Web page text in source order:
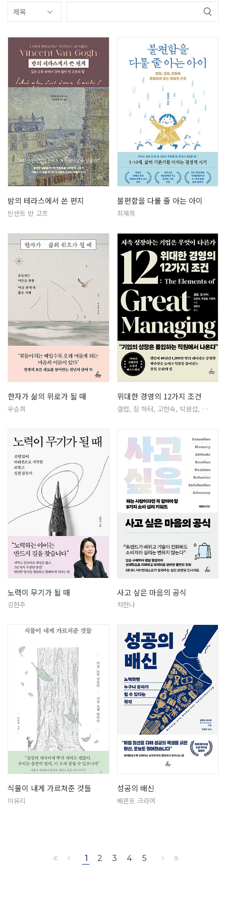
밤의 테라스에서 쓴 편지
빈센트 반 고흐
불편함을 다룰 줄 아는 아이
최재희
한자가 삶의 위로가 될 때
우승희
위대한 경영의 12가지 조건
갤럽, 짐 하터, 고현숙, 박원섭, …
노력이 무기가 될 때
김현주
사고 싶은 마음의 공식
차현나
식물이 내게 가르쳐준 것들
이유리
성공의 배신
베른트 크라머
1 2 3 4 5